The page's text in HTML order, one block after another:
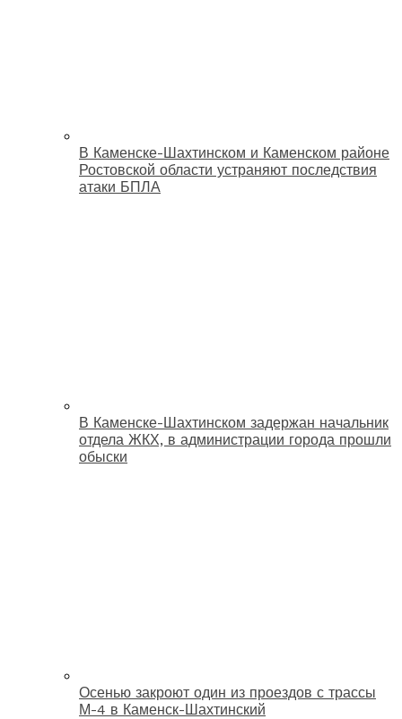
В Каменске-Шахтинском и Каменском районе
Ростовской области устраняют последствия
атаки БПЛА
В Каменске-Шахтинском задержан начальник
отдела ЖКХ, в администрации города прошли
обыски
Осенью закроют один из проездов с трассы
М-4 в Каменск-Шахтинский